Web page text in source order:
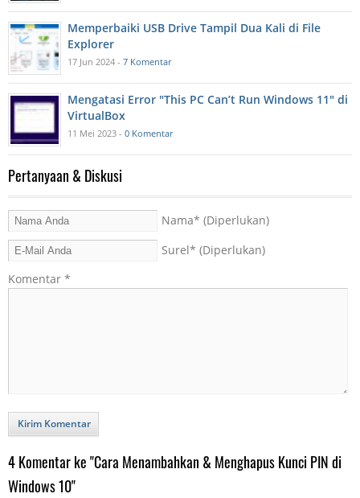
Memperbaiki USB Drive Tampil Dua Kali di File
Explorer
17 Jun 2024 - 7 Komentar
Mengatasi Error "This PC Can’t Run Windows 11" di
VirtualBox
11 Mei 2023 - 0 Komentar
Pertanyaan & Diskusi
Nama* (Diperlukan)
Surel* (Diperlukan)
Komentar *
Kirim Komentar
4 Komentar ke "Cara Menambahkan & Menghapus Kunci PIN di
Windows 10"